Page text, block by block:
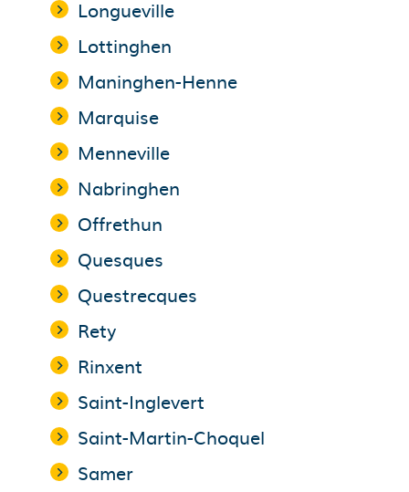
Longueville
Lottinghen
Maninghen-Henne
Marquise
Menneville
Nabringhen
Offrethun
Quesques
Questrecques
Rety
Rinxent
Saint-Inglevert
Saint-Martin-Choquel
Samer